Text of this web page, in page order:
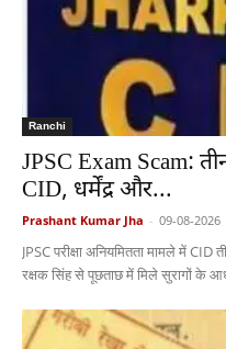
Ranchi
JPSC Exam Scam:
CID, धर्मेंद्र और...
Prashant Kumar Jha - 09-08-2026
JPSC परीक्षा अनियमितता मामले में
रक्षक सिंह से पूछताछ में मिले सुरागों के